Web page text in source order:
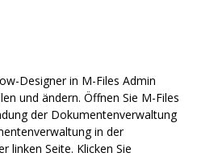
Designer in M-Files Admin
und ändern. Öffnen Sie M-Files
der Dokumentenverwaltung
in der
linken Seite. Klicken Sie